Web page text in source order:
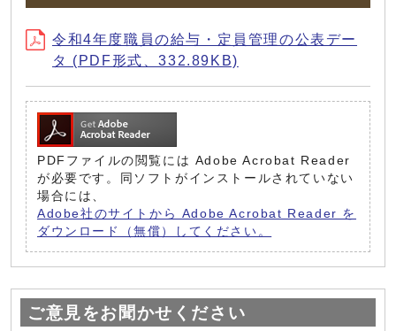
令和4年度職員の給与・定員管理の公表デー
タ (PDF形式、332.89KB)
PDFファイルの閲覧には Adobe Acrobat Reader
が必要です。同ソフトがインストールされていない
場合には、
Adobe社のサイトから Adobe Acrobat Reader を
ダウンロード（無償）してください。
ご意見をお聞かせください